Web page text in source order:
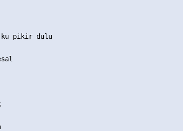
pikir dulu